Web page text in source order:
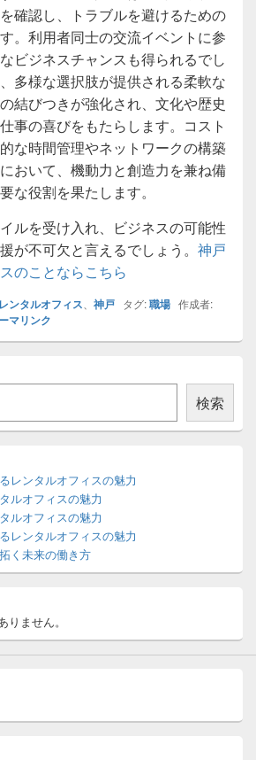
確認し、トラブルを避けるための
。利用者同士の交流イベントに参
ビジネスチャンスも得られるでし
多様な選択肢が提供される柔軟な
結びつきが強化され、文化や歴史
事の喜びをもたらします。コスト
な時間管理やネットワークの構築
おいて、機動力と創造力を兼ね備
な役割を果たします。
ルを受け入れ、ビジネスの可能性
が不可欠と言えるでしょう。 神戸
のことならこちら
レンタルオフィス 神戸 タグ:職場 作成者:
マリンク
検索
レンタルオフィスの魅力
ルオフィスの魅力
ルオフィスの魅力
レンタルオフィスの魅力
く未来の働き方
ません。